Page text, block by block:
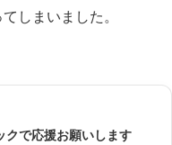
しまいました。
クで応援お願いします